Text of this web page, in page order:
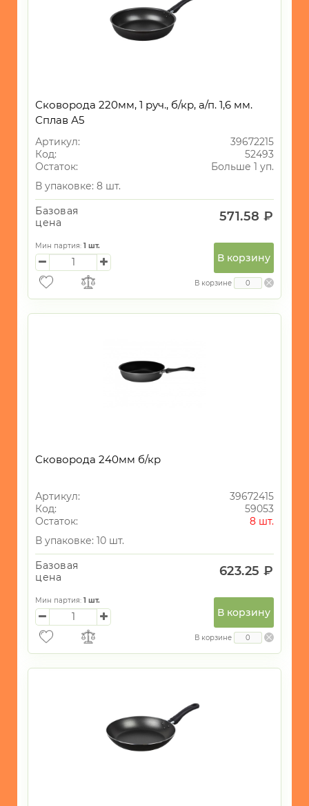
Сковорода 220мм, 1 руч., б/кр, а/п. 1,6 мм.
Сплав А5
Артикул:
39672215
Код:
52493
Остаток:
Больше 1 уп.
В упаковке: 8 шт.
Базовая
цена
571.58 ₽
Мин партия: 1 шт.
В корзину
В корзине
Сковорода 240мм б/кр
Артикул:
39672415
Код:
59053
Остаток:
8 шт.
В упаковке: 10 шт.
Базовая
цена
623.25 ₽
Мин партия: 1 шт.
В корзину
В корзине